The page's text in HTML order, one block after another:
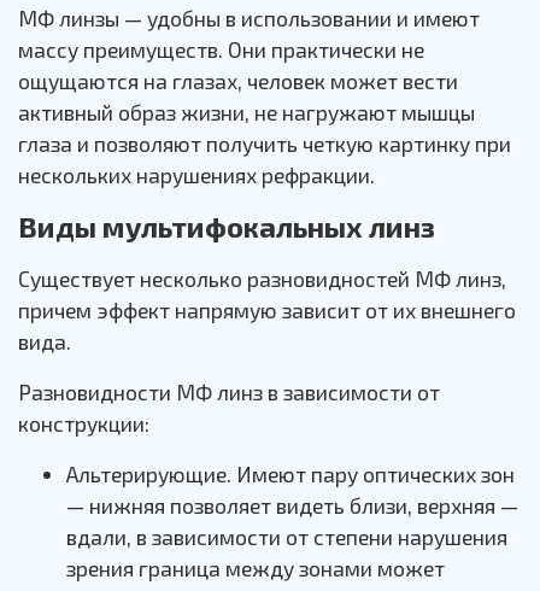
МФ линзы — удобны в использовании и имеют
массу преимуществ. Они практически не
ощущаются на глазах, человек может вести
активный образ жизни, не нагружают мышцы
глаза и позволяют получить четкую картинку при
нескольких нарушениях рефракции.
Виды мультифокальных линз
Существует несколько разновидностей МФ линз,
причем эффект напрямую зависит от их внешнего
вида.
Разновидности МФ линз в зависимости от
конструкции:
Альтерирующие. Имеют пару оптических зон
— нижняя позволяет видеть близи, верхняя —
вдали, в зависимости от степени нарушения
зрения граница между зонами может